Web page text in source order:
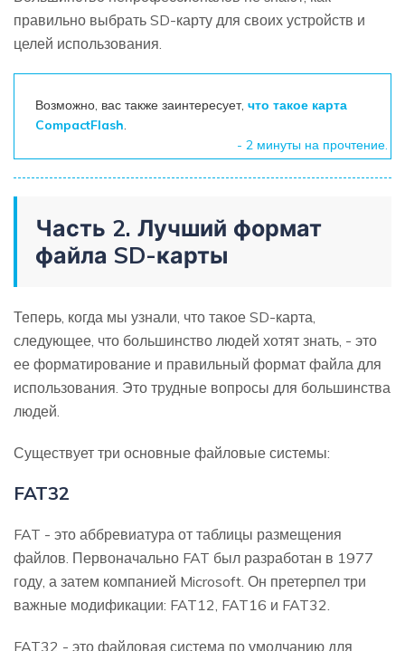
правильно выбрать SD-карту для своих устройств и
целей использования.
Возможно, вас также заинтересует,что такое карта
CompactFlash.
- 2 минуты на прочтение.
Часть 2. Лучший формат
файла SD-карты
Теперь, когда мы узнали, что такое SD-карта,
следующее, что большинство людей хотят знать, - это
ее форматирование и правильный формат файла для
использования. Это трудные вопросы для большинства
людей.
Существует три основные файловые системы:
FAT32
FAT - это аббревиатура от таблицы размещения
файлов. Первоначально FAT был разработан в 1977
году, а затем компанией Microsoft. Он претерпел три
важные модификации: FAT12, FAT16 и FAT32.
FAT32 - это файловая система по умолчанию для